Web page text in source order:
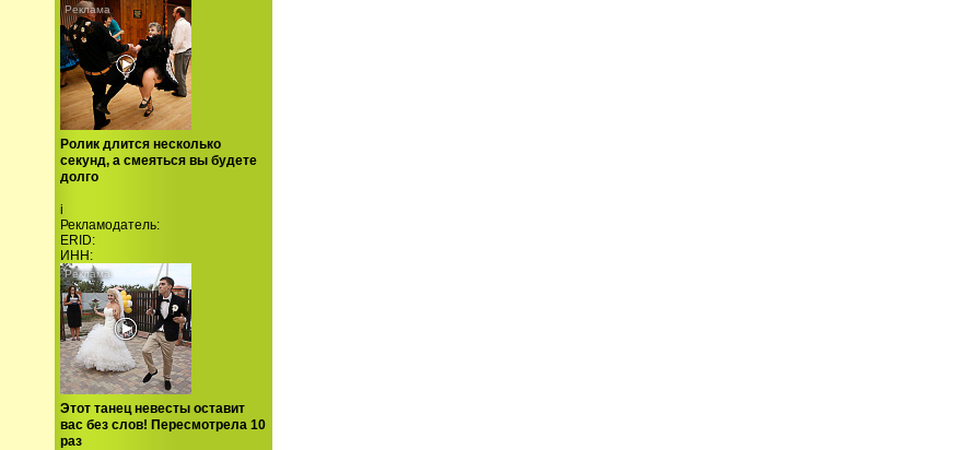
Ролик длится несколько
секунд, а смеяться вы будете
долго
i
Рекламодатель:
ERID:
ИНН:
Этот танец невесты оставит
вас без слов! Пересмотрела 10
раз